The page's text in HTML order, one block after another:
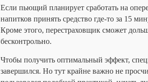
Если пьющий планирует сработать на
напитков принять средство где-то за 15
Кроме этого, перестраховщик сможет
бесконтрольно.
Чтобы получить оптимальный эффект,
завершился. Но тут крайне важно не